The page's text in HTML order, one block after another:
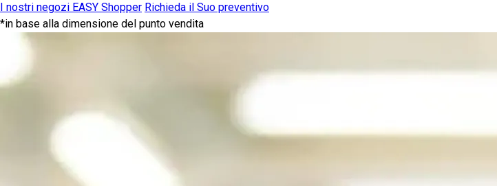
I nostri negozi EASY Shopper Richieda il Suo preventivo
*in base alla dimensione del punto vendita